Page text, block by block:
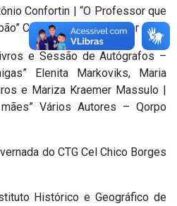
Confortin | “O Professor que
Carlos Alberto Tenroller
e Sessão de Autógrafos –
Elenita Markoviks, Maria
e Mariza Kraemer Massulo |
Vários Autores – Qorpo
do CTG Cel Chico Borges
Histórico e Geográfico de